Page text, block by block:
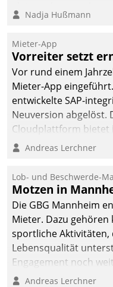
methodisch
Quartier. Dazwischen
zeigte Datatrain, was
Neues zu bieten hat.
Nadja Hußmann
Mieter-App
Vorreiter setzt
Vor rund einem
Mieter-App
entwickelte SAP-
Neuversion abgelöst.
Cloudplattform bietet
die Funktionalität der
integrieren.
Andreas Lerchner
Lob- und Beschwerde-
Motzen in
Die GBG Mannheim
Mieter. Dazu
sportliche Aktivitäten,
Lebensqualität
Engagement noch
von Beschwerden –
Andreas Lerchner